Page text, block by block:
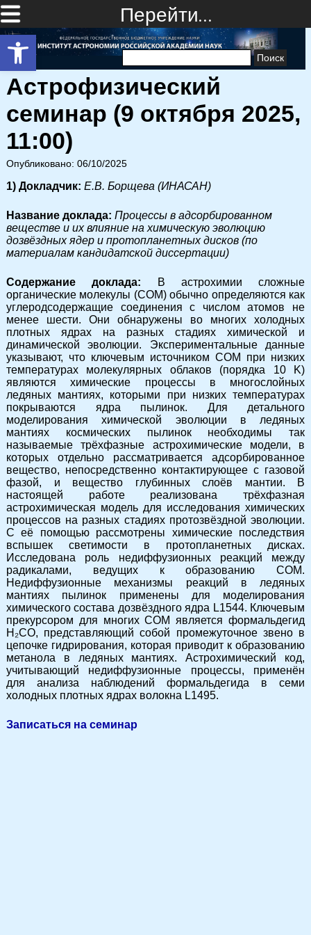
Открыть панель инструментов
Перейти…
Найти:
Астрофизический
семинар (9 октября 2025,
11:00)
Опубликовано: 06/10/2025
1) Докладчик: Е.В. Борщева (ИНАСАН)
Название доклада: Процессы в адсорбированном
веществе и их влияние на химическую эволюцию
дозвёздных ядер и протопланетных дисков (по
материалам кандидатской диссертации)
Содержание доклада:
В астрохимии сложные
органические молекулы (СОМ) обычно определяются как
углеродсодержащие соединения с числом атомов не
менее шести. Они обнаружены во многих холодных
плотных ядрах на разных стадиях химической и
динамической эволюции. Экспериментальные данные
указывают, что ключевым источником СОМ при низких
температурах молекулярных облаков (порядка 10 K)
являются химические процессы в многослойных
ледяных мантиях, которыми при низких температурах
покрываются ядра пылинок. Для детального
моделирования химической эволюции в ледяных
мантиях космических пылинок необходимы так
называемые трёхфазные астрохимические модели, в
которых отдельно рассматривается адсорбированное
вещество, непосредственно контактирующее с газовой
фазой, и вещество глубинных слоёв мантии. В
настоящей работе реализована трёхфазная
астрохимическая модель для исследования химических
процессов на разных стадиях протозвёздной эволюции.
С её помощью рассмотрены химические последствия
вспышек светимости в протопланетных дисках.
Исследована роль недиффузионных реакций между
радикалами, ведущих к образованию СОМ.
Недиффузионные механизмы реакций в ледяных
мантиях пылинок применены для моделирования
химического состава дозвёздного ядра L1544. Ключевым
прекурсором для многих СОМ является формальдегид
H₂CO, представляющий собой промежуточное звено в
цепочке гидрирования, которая приводит к образованию
метанола в ледяных мантиях. Астрохимический код,
учитывающий недиффузионные процессы, применён
для анализа наблюдений формальдегида в семи
холодных плотных ядрах волокна L1495.
Записаться на семинар